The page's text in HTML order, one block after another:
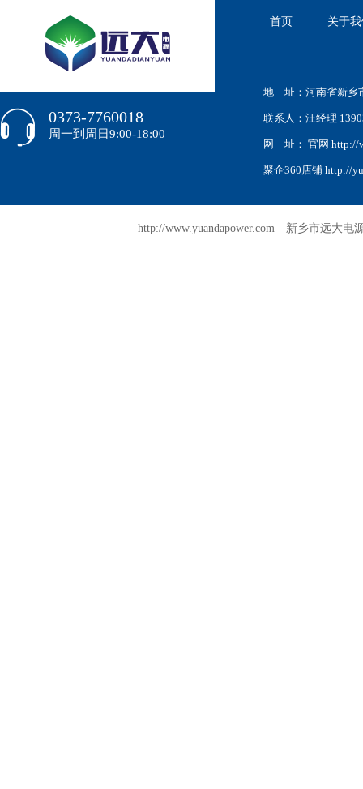
首页 关于
地 址：河南省新乡
联系人：汪经理
网 址： 官网 http://
聚企360店铺 http://
0373-7760018
周一到周日9:00-18:00
http://www.yuandapower.com 新乡市远大